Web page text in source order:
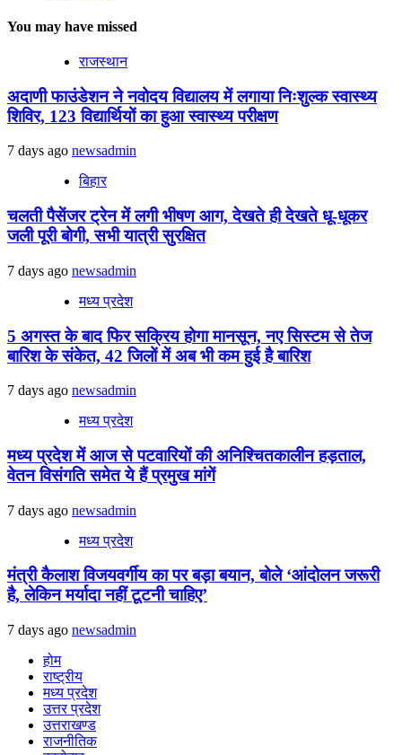
You may have missed
राजस्थान
अदाणी फाउंडेशन ने नवोदय विद्यालय में लगाया निःशुल्क स्वास्थ्य
शिविर, 123 विद्यार्थियों का हुआ स्वास्थ्य परीक्षण
7 days ago newsadmin
बिहार
चलती पैसेंजर ट्रेन में लगी भीषण आग, देखते ही देखते धू-धूकर
जली पूरी बोगी, सभी यात्री सुरक्षित
7 days ago newsadmin
मध्य प्रदेश
5 अगस्त के बाद फिर सक्रिय होगा मानसून, नए सिस्टम से तेज
बारिश के संकेत, 42 जिलों में अब भी कम हुई है बारिश
7 days ago newsadmin
मध्य प्रदेश
मध्य प्रदेश में आज से पटवारियों की अनिश्चितकालीन हड़ताल,
वेतन विसंगति समेत ये हैं प्रमुख मांगें
7 days ago newsadmin
मध्य प्रदेश
मंत्री कैलाश विजयवर्गीय का पर बड़ा बयान, बोले ‘आंदोलन जरूरी
है, लेकिन मर्यादा नहीं टूटनी चाहिए’
7 days ago newsadmin
होम
राष्ट्रीय
मध्य प्रदेश
उत्तर प्रदेश
उत्तराखण्ड
राजनीतिक